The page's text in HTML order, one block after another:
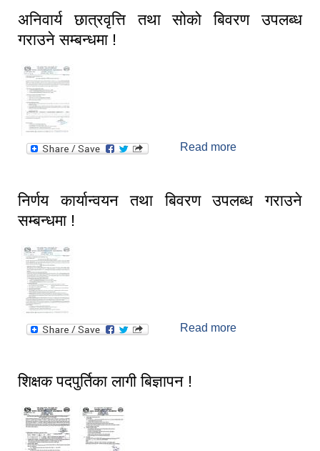
अनिवार्य छात्रवृत्ति तथा सोको बिवरण उपलब्ध
गराउने सम्बन्धमा !
Read more
गराउने सम्बन्धमा !
निर्णय कार्यान्वयन तथा बिवरण उपलब्ध गराउने
सम्बन्धमा !
Read more
शिक्षक पदपुर्तिका लागी बिज्ञापन !